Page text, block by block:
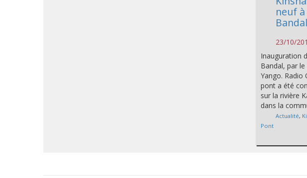
neuf
23/10/
Inauguration
Bandal, par
Yango. Radio
pont a été
sur la rivière
dans la
Actualité,
Pont